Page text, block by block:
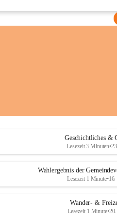
Geschichtliches &
Lesezeit 3 Minuten•
Wahlergebnis der
Lesezeit 1 Minute•16.
Wander- &
Lesezeit 1 Minute•